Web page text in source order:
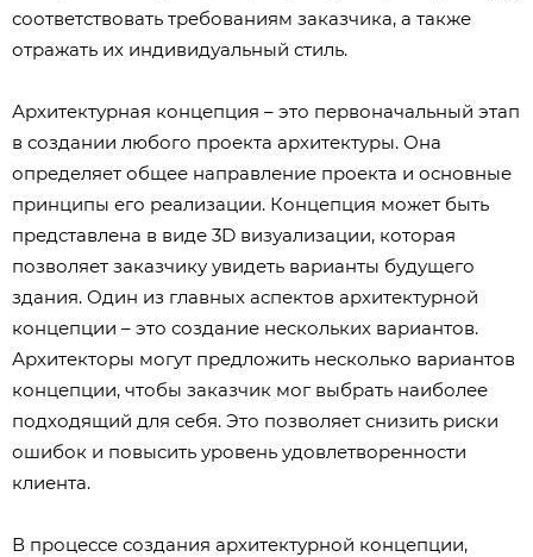
соответствовать требованиям заказчика, а также
отражать их индивидуальный стиль.
Архитектурная концепция – это первоначальный этап
в создании любого проекта архитектуры. Она
определяет общее направление проекта и основные
принципы его реализации. Концепция может быть
представлена в виде 3D визуализации, которая
позволяет заказчику увидеть варианты будущего
здания. Один из главных аспектов архитектурной
концепции – это создание нескольких вариантов.
Архитекторы могут предложить несколько вариантов
концепции, чтобы заказчик мог выбрать наиболее
подходящий для себя. Это позволяет снизить риски
ошибок и повысить уровень удовлетворенности
клиента.
В процессе создания архитектурной концепции,